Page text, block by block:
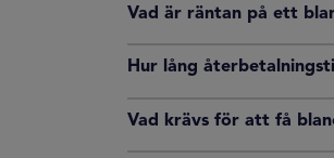
Vad är räntan på ett
Hur lång
Vad krävs för att få